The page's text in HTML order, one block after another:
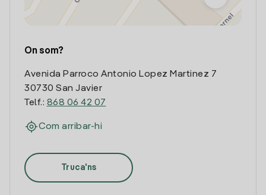
On som?
Avenida Parroco Antonio Lopez Martinez 7
30730 San Javier
Telf.: 868 06 42 07
Com arribar-hi
Truca'ns